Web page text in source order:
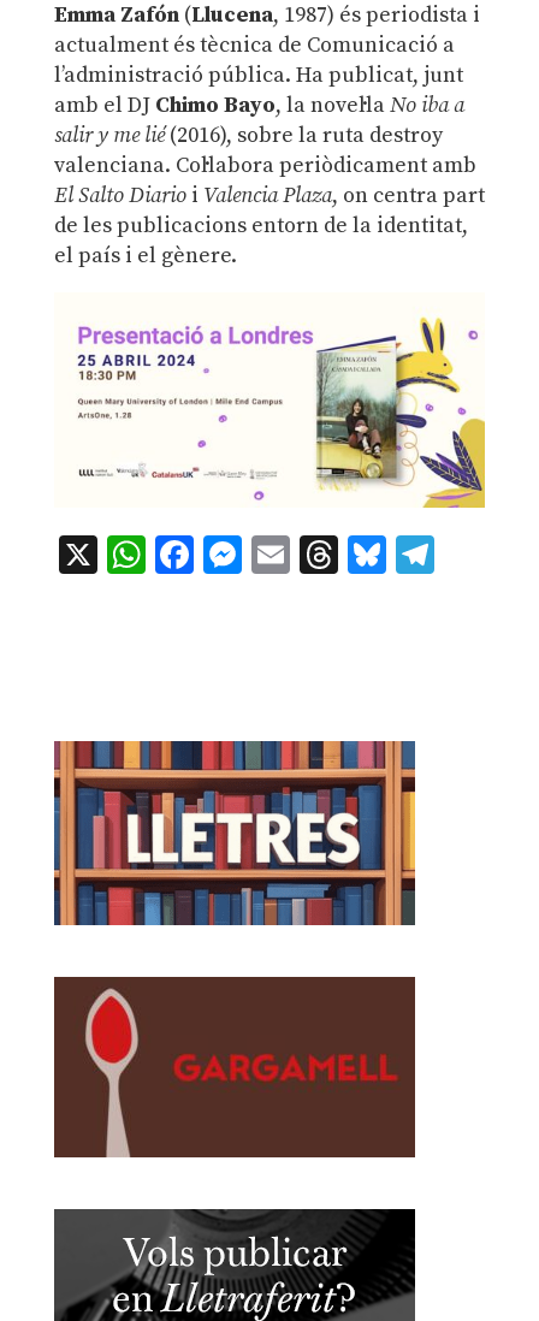
Emma Zafón(Llucena, 1987) és periodista i
actualment és tècnica de Comunicació a
l’administració pública. Ha publicat, junt
amb el DJ Chimo Bayo, la novel·laNo iba a
salir y me lié(2016), sobre la ruta destroy
valenciana. Col·labora periòdicament amb
El Salto Diarioi Valencia Plaza, on centra part
de les publicacions entorn de la identitat,
el país i el gènere.
X WhatsApp
Facebook
Messenger
EmailThreads
Bluesky